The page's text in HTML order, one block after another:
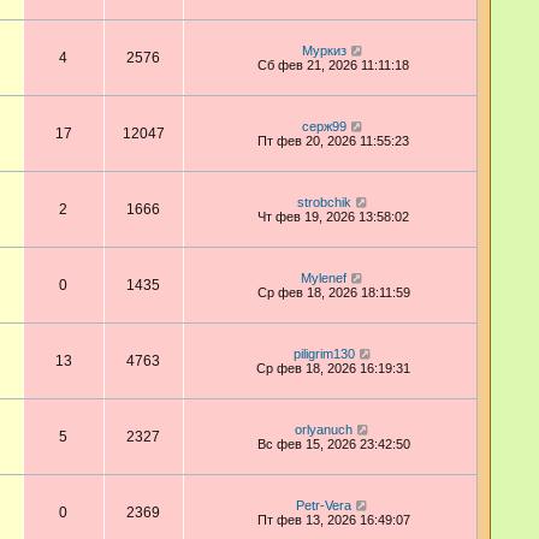
4 2576
Муркиз
Сб фев 21, 2026 11:11:18
17 12047
серж99
Пт фев 20, 2026 11:55:23
2 1666
strobchik
Чт фев 19, 2026 13:58:02
0 1435
Mylenef
Ср фев 18, 2026 18:11:59
13 4763
piligrim130
Ср фев 18, 2026 16:19:31
5 2327
orlyanuch
Вс фев 15, 2026 23:42:50
0 2369
Petr-Vera
Пт фев 13, 2026 16:49:07